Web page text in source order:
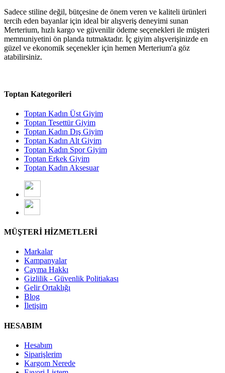
Sadece stiline değil, bütçesine de önem veren ve kaliteli ürünleri
tercih eden bayanlar için ideal bir alışveriş deneyimi sunan
Merterium, hızlı kargo ve güvenilir ödeme seçenekleri ile müşteri
memnuniyetini ön planda tutmaktadır. İç giyim alışverişinizde en
güzel ve ekonomik seçenekler için hemen Merterium'a göz
atabilirsiniz.
Toptan Kategorileri
Toptan Kadın Üst Giyim
Toptan Tesettür Giyim
Toptan Kadın Dış Giyim
Toptan Kadın Alt Giyim
Toptan Kadın Spor Giyim
Toptan Erkek Giyim
Toptan Kadın Aksesuar
MÜŞTERİ HİZMETLERİ
Markalar
Kampanyalar
Cayma Hakkı
Gizlilik - Güvenlik Politiakası
Gelir Ortaklığı
Blog
İletişim
HESABIM
Hesabım
Siparişlerim
Kargom Nerede